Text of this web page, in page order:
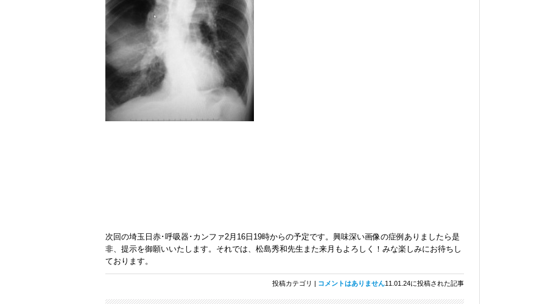
次回の埼玉日赤･呼吸器･カンファ2月16日19時からの予定です。興味深い画像の症例ありましたら是
非、提示を御願いいたします。それでは、松島秀和先生また来月もよろしく！みな楽しみにお待ちし
ております。
投稿カテゴリ | コメントはありません11.01.24に投稿された記事